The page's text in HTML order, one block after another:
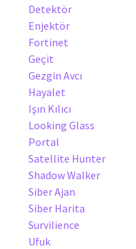
Detektör
Enjektör
Fortinet
Geçit
Gezgin Avcı
Hayalet
Işın Kılıcı
Looking Glass
Portal
Satellite Hunter
Shadow Walker
Siber Ajan
Siber Harita
Survilience
Ufuk